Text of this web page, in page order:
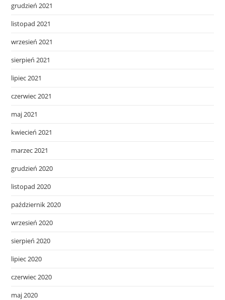
grudzień 2021
listopad 2021
wrzesień 2021
sierpień 2021
lipiec 2021
czerwiec 2021
maj 2021
kwiecień 2021
marzec 2021
grudzień 2020
listopad 2020
październik 2020
wrzesień 2020
sierpień 2020
lipiec 2020
czerwiec 2020
maj 2020